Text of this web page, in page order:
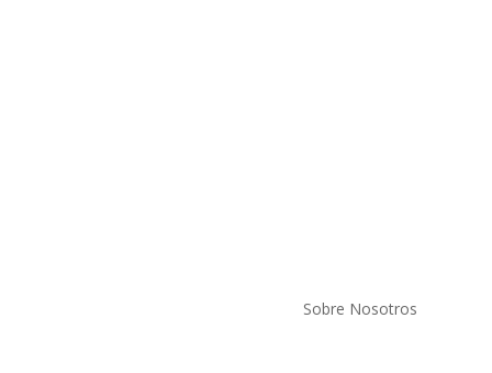
Sobre Nosotros